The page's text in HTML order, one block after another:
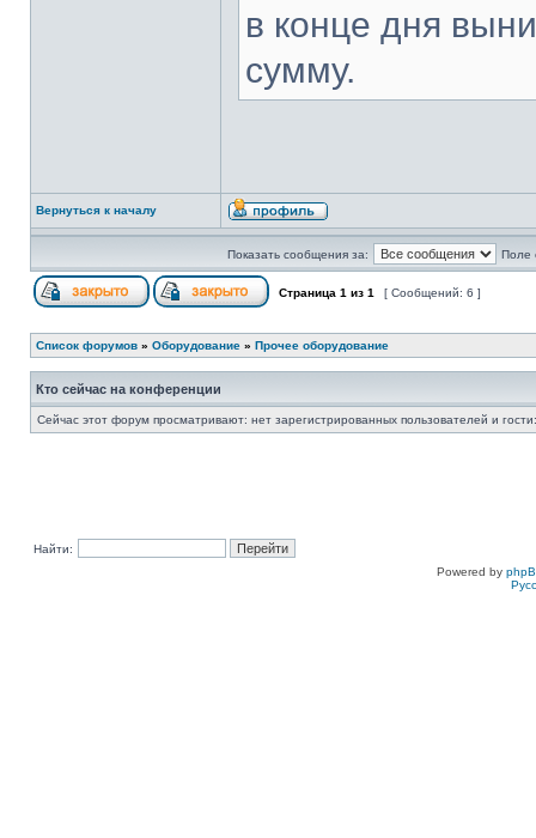
в конце дня
сумму.
Вернуться к началу
Показать сообщения за: Поле
Страница 1 из 1 [ Сообщений: 6 ]
Список форумов » Оборудование » Прочее оборудование
Кто сейчас на конференции
Сейчас этот форум просматривают: нет зарегистрированных пользователей и
Найти:
Powered by